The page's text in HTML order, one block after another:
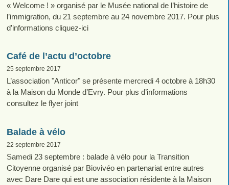
« Welcome ! » organisé par le Musée national de l’histoire de
l’immigration, du 21 septembre au 24 novembre 2017. Pour plus
d’informations cliquez-ici
Café de l’actu d’octobre
25 septembre 2017
L’association "Anticor" se présente mercredi 4 octobre à 18h30
à la Maison du Monde d’Evry. Pour plus d’informations
consultez le flyer joint
Balade à vélo
22 septembre 2017
Samedi 23 septembre : balade à vélo pour la Transition
Citoyenne organisé par Biovivéo en partenariat entre autres
avec Dare Dare qui est une association résidente à la Maison